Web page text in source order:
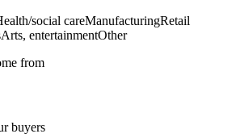
social careManufacturingRetail
Arts, entertainmentOther
from
buyers